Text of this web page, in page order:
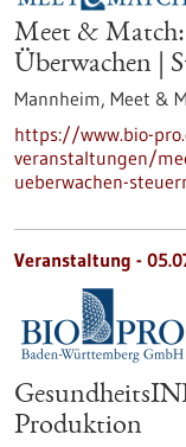
Meet & Match:
Überwachen |
Mannheim, Meet &
https://www.bio-
veranstaltungen/
ueberwachen-
Veranstaltung -
Produktion